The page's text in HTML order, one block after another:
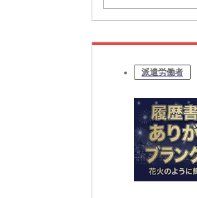
派遣労働者